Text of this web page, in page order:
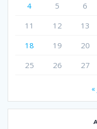
4
5 6
11
12 13
18
19 20
25
26 27
«